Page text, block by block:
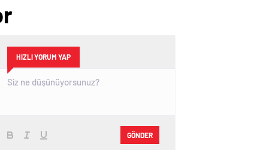
HIZLI YORUM YAP
GÖNDER